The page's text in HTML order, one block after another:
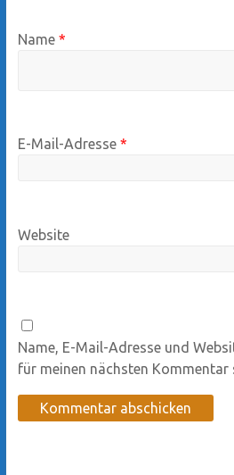
Name *
E-Mail-Adresse *
Website
Name, E-Mail-Adresse und
für meinen nächsten Kommentar